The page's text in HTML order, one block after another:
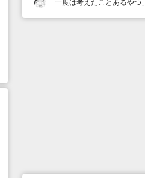
「一度は考えたことあるやつ 」